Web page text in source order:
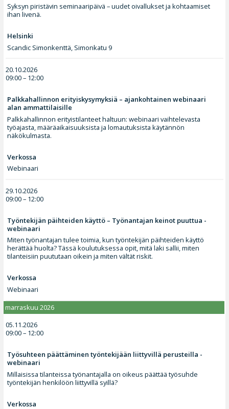
Syksyn piristävin seminaaripäivä – uudet oivallukset ja kohtaamiset
ihan livenä.
Helsinki
Scandic Simonkenttä, Simonkatu 9
20.10.2026
09:00 – 12:00
Palkkahallinnon erityiskysymyksiä – ajankohtainen webinaari
alan ammattilaisille
Palkkahallinnon erityistilanteet haltuun: webinaari vaihtelevasta
työajasta, määräaikaisuuksista ja lomautuksista käytännön
näkökulmasta.
Verkossa
Webinaari
29.10.2026
09:00 – 12:00
Työntekijän päihteiden käyttö – Työnantajan keinot puuttua -
webinaari
Miten työnantajan tulee toimia, kun työntekijän päihteiden käyttö
herättää huolta? Tässä koulutuksessa opit, mitä laki sallii, miten
tilanteisiin puututaan oikein ja miten vältät riskit.
Verkossa
Webinaari
marraskuu 2026
05.11.2026
09:00 – 12:00
Työsuhteen päättäminen työntekijään liittyvillä perusteilla -
webinaari
Millaisissa tilanteissa työnantajalla on oikeus päättää työsuhde
työntekijän henkilöön liittyvillä syillä?
Verkossa